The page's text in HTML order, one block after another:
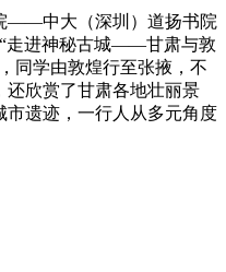
——中大（深圳）道扬书院
“走进神秘古城——甘肃与敦
同学由敦煌行至张掖，不
还欣赏了甘肃各地壮丽景
遗迹，一行人从多元角度